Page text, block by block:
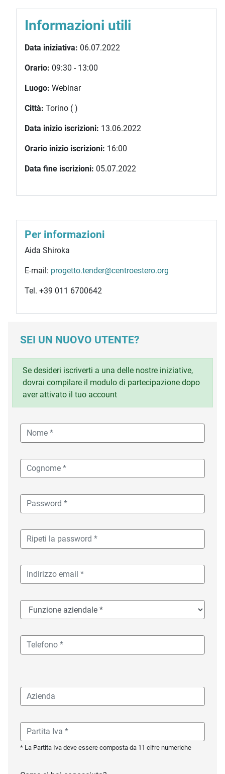
Informazioni utili
Data iniziativa: 06.07.2022
Orario: 09:30 - 13:00
Luogo: Webinar
Città: Torino ( )
Data inizio iscrizioni: 13.06.2022
Orario inizio iscrizioni: 16:00
Data fine iscrizioni: 05.07.2022
Per informazioni
Aida Shiroka
E-mail: progetto.tender@centroestero.org
Tel. +39 011 6700642
SEI UN NUOVO UTENTE?
Se desideri iscriverti a una delle nostre iniziative,
dovrai compilare il modulo di partecipazione dopo
aver attivato il tuo account
* La Partita Iva deve essere composta da 11 cifre numeriche